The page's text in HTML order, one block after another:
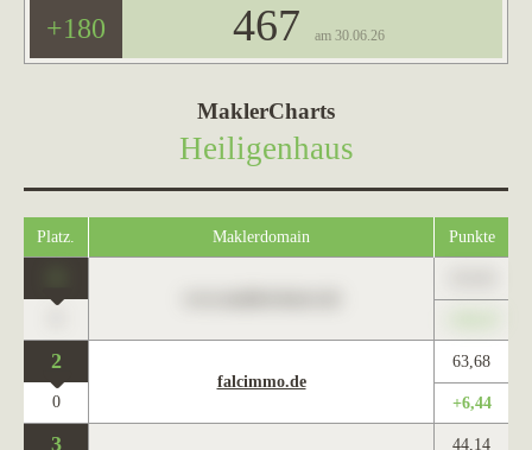
+180 467 am 30.06.26
MaklerCharts
Heiligenhaus
Platz. Maklerdomain Punkte
2
falcimmo.de
63,68
0 +6,44
3 44,14